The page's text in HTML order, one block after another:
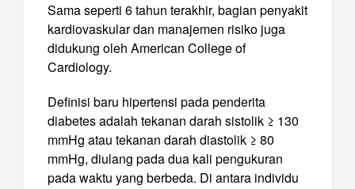
Sama seperti 6 tahun terakhir, bagian penyakit
kardiovaskular dan manajemen risiko juga
didukung oleh American College of
Cardiology.
Definisi baru hipertensi pada penderita
diabetes adalah tekanan darah sistolik ≥ 130
mmHg atau tekanan darah diastolik ≥ 80
mmHg, diulang pada dua kali pengukuran
pada waktu yang berbeda. Di antara individu